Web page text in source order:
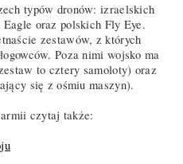
typów dronów: izraelskich
oraz polskich Fly Eye.
zestawów, z których
Poza nimi wojsko ma
to cztery samoloty) oraz
się z ośmiu maszyn).
czytaj także: